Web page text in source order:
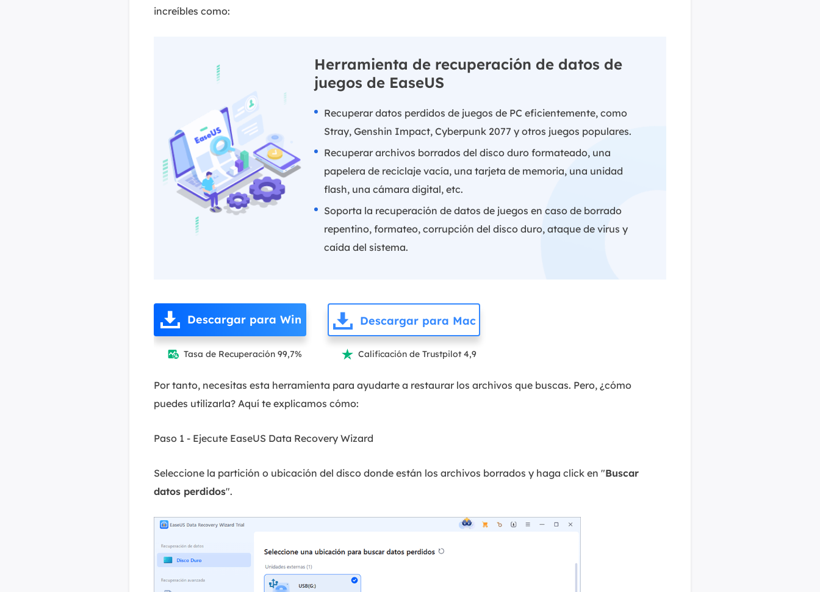
increíbles como:
Herramienta de recuperación de datos de
juegos de EaseUS
Recuperar datos perdidos de juegos de PC eficientemente, como
Stray, Genshin Impact, Cyberpunk 2077 y otros juegos populares.
Recuperar archivos borrados del disco duro formateado, una
papelera de reciclaje vacía, una tarjeta de memoria, una unidad
flash, una cámara digital, etc.
Soporta la recuperación de datos de juegos en caso de borrado
repentino, formateo, corrupción del disco duro, ataque de virus y
caída del sistema.
Descargar para Win
 Tasa de Recuperación 99,7%
Descargar para Mac
 Calificación de Trustpilot 4,9
Por tanto, necesitas esta herramienta para ayudarte a restaurar los archivos que buscas. Pero, ¿cómo
puedes utilizarla? Aquí te explicamos cómo:
Paso 1 - Ejecute EaseUS Data Recovery Wizard
Seleccione la partición o ubicación del disco donde están los archivos borrados y haga click en "Buscar
datos perdidos".